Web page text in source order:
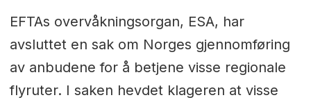
EFTAs overvåkningsorgan, ESA, har
avsluttet en sak om Norges gjennomføring
av anbudene for å betjene visse regionale
flyruter. I saken hevdet klageren at visse